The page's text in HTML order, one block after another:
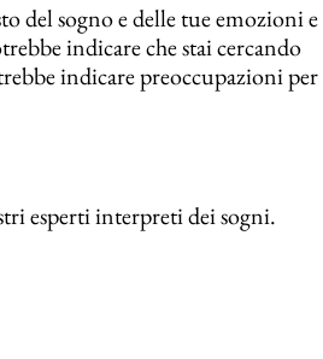
del sogno e delle tue emozioni e
indicare che stai cercando
indicare preoccupazioni per
esperti interpreti dei sogni.